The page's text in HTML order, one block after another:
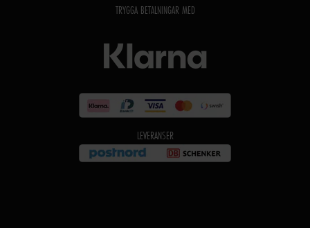
TRYGGA BETALNINGAR MED
LEVERANSER